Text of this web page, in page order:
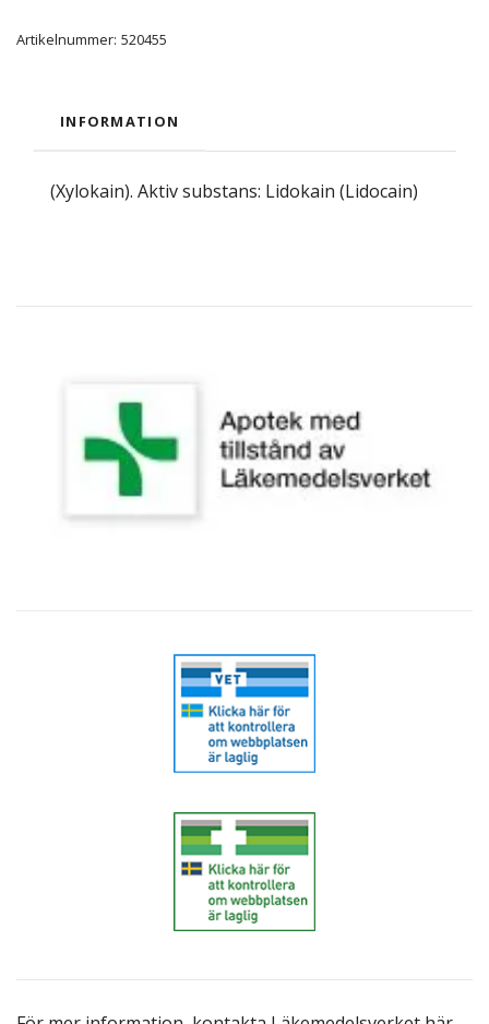
Artikelnummer: 520455
INFORMATION
(Xylokain). Aktiv substans: Lidokain (Lidocain)